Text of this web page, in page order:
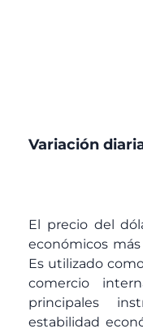
Variación
El precio del
económicos
Es utilizado
comercio
principales
estabilidad